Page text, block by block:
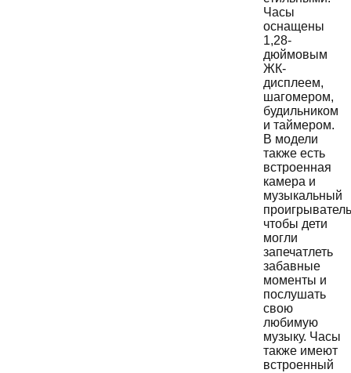
Часы
оснащены
1,28-
дюймовым
ЖК-
дисплеем,
шагомером,
будильником
и таймером.
В модели
также есть
встроенная
камера и
музыкальный
чтобы дети
могли
запечатлеть
забавные
моменты и
послушать
свою
любимую
музыку. Часы
также имеют
встроенный